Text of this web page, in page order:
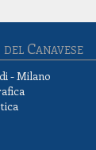
Canavese
- Milano